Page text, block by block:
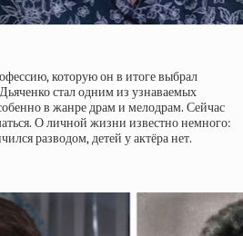
которую он в итоге выбрал
стал одним из узнаваемых
в жанре драм и мелодрам. Сейчас
О личной жизни известно немного:
разводом, детей у актёра нет.